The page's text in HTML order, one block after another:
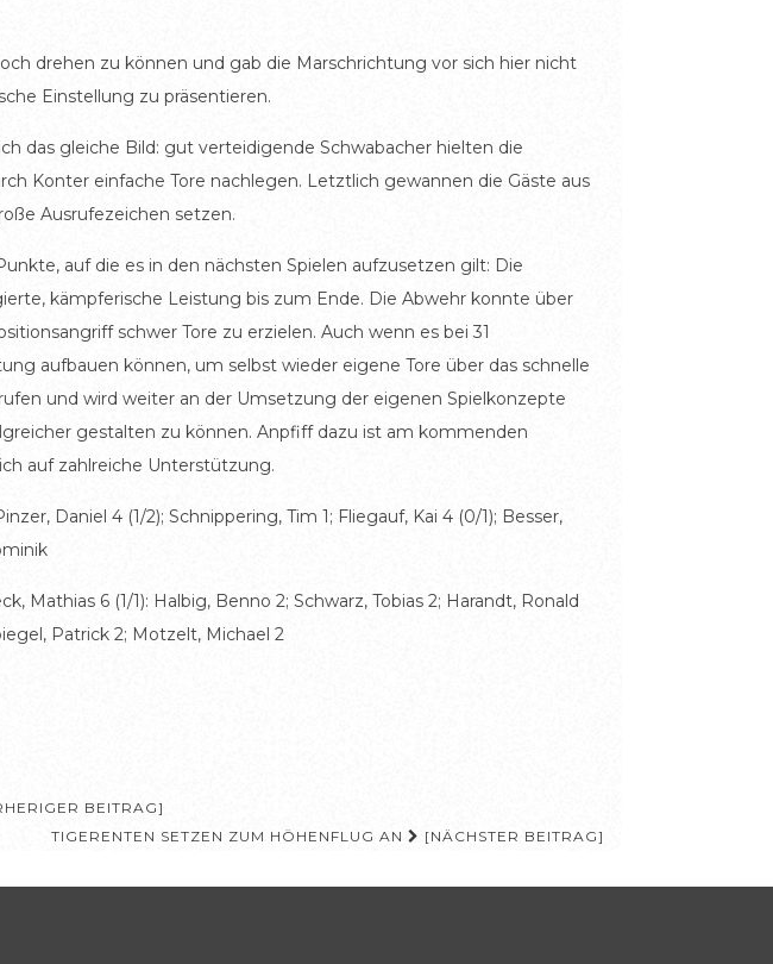
drehen zu können und gab die Marschrichtung vor sich hier nicht
Einstellung zu präsentieren.
das gleiche Bild: gut verteidigende Schwabacher hielten die
Konter einfache Tore nachlegen. Letztlich gewannen die Gäste aus
Ausrufezeichen setzen.
auf die es in den nächsten Spielen aufzusetzen gilt: Die
kämpferische Leistung bis zum Ende. Die Abwehr konnte über
schwer Tore zu erzielen. Auch wenn es bei 31
aufbauen können, um selbst wieder eigene Tore über das schnelle
und wird weiter an der Umsetzung der eigenen Spielkonzepte
gestalten zu können. Anpfiff dazu ist am kommenden
auf zahlreiche Unterstützung.
Daniel 4 (1/2); Schnippering, Tim 1; Fliegauf, Kai 4 (0/1); Besser,
Mathias 6 (1/1): Halbig, Benno 2; Schwarz, Tobias 2; Harandt, Ronald
Patrick 2; Motzelt, Michael 2
BEITRAG]
TIGERENTEN SETZEN ZUM HÖHENFLUG AN
[NÄCHSTER BEITRAG]